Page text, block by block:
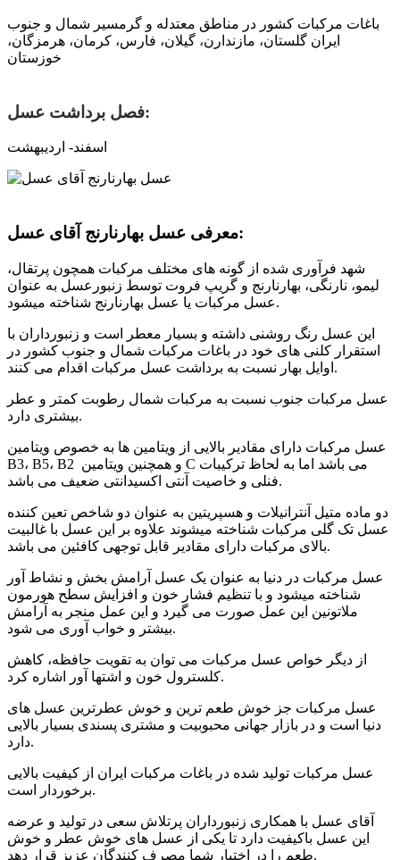
باغات مرکبات کشور در مناطق معتدله و گرمسیر شمال و جنوب
ایران گلستان، مازندارن، گیلان، فارس، کرمان، هرمزگان،
خوزستان
فصل برداشت عسل:
اسفند- اردیبهشت
معرفی عسل بهارنارنج آقای عسل:
شهد فرآوری شده از گونه های مختلف مرکبات همچون پرتقال،
لیمو، نارنگی، بهارنارنج و گریپ فروت توسط زنبورعسل به عنوان
عسل مرکبات یا عسل بهارنارنج شناخته میشود.
این عسل رنگ روشنی داشته و بسیار معطر است و زنبورداران با
استقرار کلنی های خود در باغات مرکبات شمال و جنوب کشور در
اوایل بهار نسبت به برداشت عسل مرکبات اقدام می کنند.
عسل مرکبات جنوب نسبت به مرکبات شمال رطوبت کمتر و عطر
بیشتری دارد.
عسل مرکبات دارای مقادیر بالایی از ویتامین ها به خصوص ویتامین
B3، B5، B2 و همچنین ویتامین C می باشد اما به لحاظ ترکیبات
فنلی و خاصیت آنتی اکسیدانتی ضعیف می باشد.
دو ماده متیل آنترانیلات و هسپریتین به عنوان دو شاخص تعین کننده
عسل تک گلی مرکبات شناخته میشوند علاوه بر این عسل با غالبیت
بالای مرکبات دارای مقادیر قابل توجهی کافئین می باشد.
عسل مرکبات در دنیا به عنوان یک عسل آرامش بخش و نشاط آور
شناخته میشود و با تنظیم فشار خون و افزایش سطح هورمون
ملاتونین این عمل صورت می گیرد و این عمل منجر به آرامش
بیشتر و خواب آوری می شود.
از دیگر خواص عسل مرکبات می توان به تقویت حافظه، کاهش
کلسترول خون و اشتها آور اشاره کرد.
عسل مرکبات جز خوش طعم ترین و خوش عطرترین عسل های
دنیا است و در بازار جهانی محبوبیت و مشتری پسندی بسیار بالایی
دارد.
عسل مرکبات تولید شده در باغات مرکبات ایران از کیفیت بالایی
برخوردار است.
آقای عسل با همکاری زنبورداران پرتلاش سعی در تولید و عرضه
این عسل باکیفیت دارد تا یکی از عسل های خوش عطر و خوش
طعم را در اختیار شما مصرف کنندگان عزیز قرار دهد.